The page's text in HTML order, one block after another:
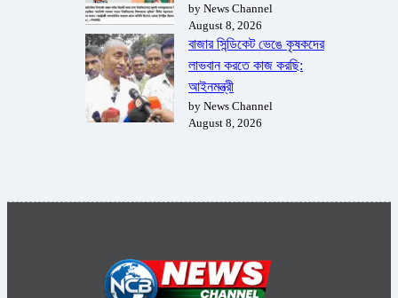
by News Channel
August 8, 2026
বাজার সিন্ডিকেট ভেঙে কৃষকদের
লাভবান করতে কাজ করছি:
আইনমন্ত্রী
by News Channel
August 8, 2026